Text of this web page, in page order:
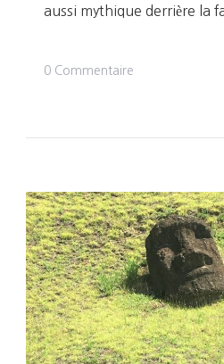
aussi mythique derrière la
0 Commentaire
De
Danse
Rapanui